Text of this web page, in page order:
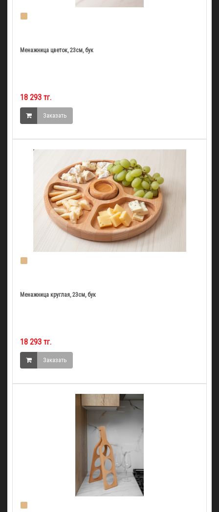
Менажница цветок, 23см, бук
18 293 тг.
Заказать
Менажница круглая, 23см, бук
18 293 тг.
Заказать